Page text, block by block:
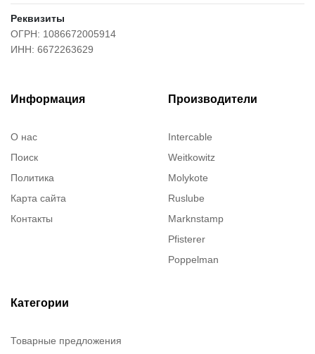
Реквизиты
ОГРН: 1086672005914
ИНН: 6672263629
Информация
О нас
Поиск
Политика
Карта сайта
Контакты
Производители
Intercable
Weitkowitz
Molykote
Ruslube
Marknstamp
Pfisterer
Poppelman
Категории
Товарные предложения